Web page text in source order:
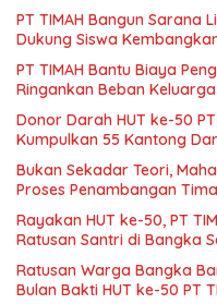
PT TIMAH Bangun Sarana
Dukung Siswa
PT TIMAH Bantu Biaya
Ringankan Beban Keluarga
Donor Darah HUT ke-50
Kumpulkan 55 Kantong
Bukan Sekadar Teori,
Proses Penambangan
Rayakan HUT ke-50, PT
Ratusan Santri di Bangka
Ratusan Warga Bangka
Bulan Bakti HUT ke-50 PT